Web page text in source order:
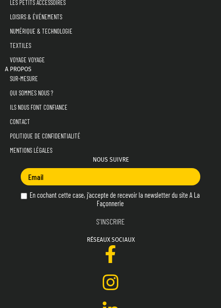
LES PETITS ACCESSOIRES
LOISIRS & ÉVÉNEMENTS
NUMÉRIQUE & TECHNOLOGIE
TEXTILES
VOYAGE VOYAGE
A PROPOS
SUR-MESURE
QUI SOMMES NOUS ?
ILS NOUS FONT CONFIANCE
CONTACT
POLITIQUE DE CONFIDENTIALITÉ
MENTIONS LÉGALES
NOUS SUIVRE
En cochant cette case, j’accepte de recevoir la newsletter du site A La
Façonnerie
RÉSEAUX SOCIAUX